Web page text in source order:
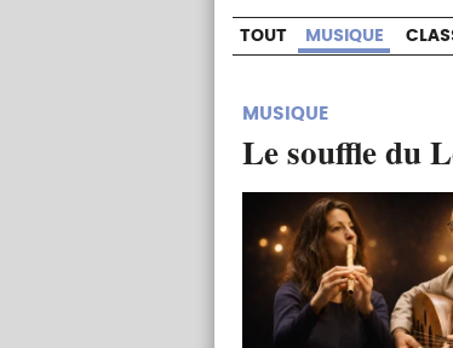
TOUT MUSIQUE
MUSIQUE
Le souffle du